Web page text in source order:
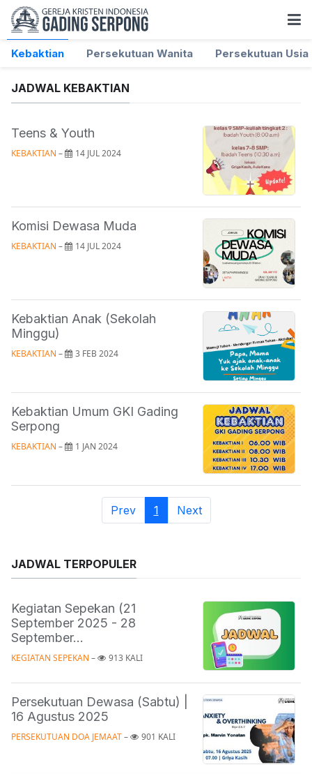
Kebaktian Persekutuan Wanita Persekutuan Usia
JADWAL KEBAKTIAN
Teens & Youth
KEBAKTIAN – 14 JUL 2024
Komisi Dewasa Muda
KEBAKTIAN – 14 JUL 2024
Kebaktian Anak (Sekolah
Minggu)
KEBAKTIAN – 3 FEB 2024
Kebaktian Umum GKI Gading
Serpong
KEBAKTIAN – 1 JAN 2024
Prev 1 Next
JADWAL TERPOPULER
Kegiatan Sepekan (21
September 2025 - 28
September...
KEGIATAN SEPEKAN – 913 KALI
Persekutuan Dewasa (Sabtu) |
16 Agustus 2025
PERSEKUTUAN DOA JEMAAT – 901 KALI